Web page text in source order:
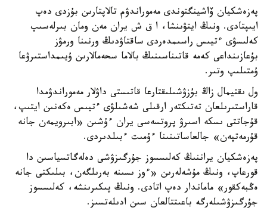
پەزەشكيان ۆاشينگتوندى مەموراندۋم تالاپتارىن بۇزدى دەپ
ايىپتادى. ونىڭ ايتۋىنشا، ا ق ش يران مەن ومان بىرلەسىپ
كەلىسۋى ءتيىس راسىمدەردى ساقتاۋدىڭ ورنىنا ورمۋز
بۇعازىنداعى كەمە قاتىناسىنىڭ بالاما سحەمالارىن ۇيىمداستىرۋعا
ۇمتىلىپ وتىر.
ول ىقتيمال زاڭ بۇزۋشىلىقتارعا قاتىستى داۋلار مەموراندۋمدا
قاراستىرىلعان تەتىكتەر ارقىلى شەشىلۋى ءتيىس ەكەنىن ايتىپ،
قۇجاتتى ىسكە اسىرۋ پروتسەسى يران ءۇشىن «ابىرويمەن جانە
قۇرمەتپەن» جالعاساتىنىنا ءۇمىت ءبىلدىردى.
پەزەشكيان يراننىڭ كەلىسسوز جۇرگىزۋشى دەلەگاتسياسىن دا
قورعاپ، ونىڭ مۇشەلەرىن «ءوز ىسىنە بەرىلگەن، بىلىكتى جانە
ەڭبەكقور» ماماندار دەپ اتادى. ونىڭ پىكىرىنشە، كەلىسسوز
جۇرگىزۋشىلەرگە باعىتتالعان سىن ادىلەتسىز.